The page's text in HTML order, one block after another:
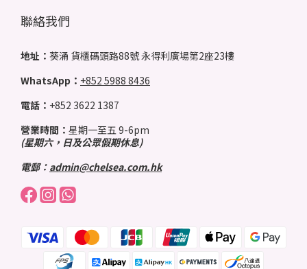
聯絡我們
地址： 葵涌 貨櫃碼頭路88號 永得利廣場第2座23樓
WhatsApp： +852 5988 8436
電話： +852 3622 1387
營業時間： 星期一至五 9-6pm
(星期六，日及公眾假期休息)
電郵： admin@chelsea.com.hk